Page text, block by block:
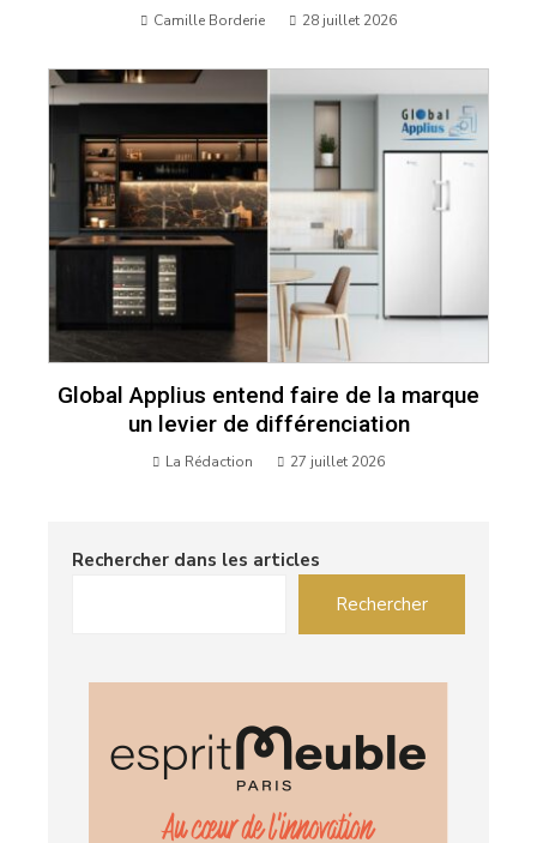
Camille Borderie 28 juillet 2026
Global Applius entend faire de la marque
un levier de différenciation
La Rédaction 27 juillet 2026
Rechercher dans les articles
Rechercher